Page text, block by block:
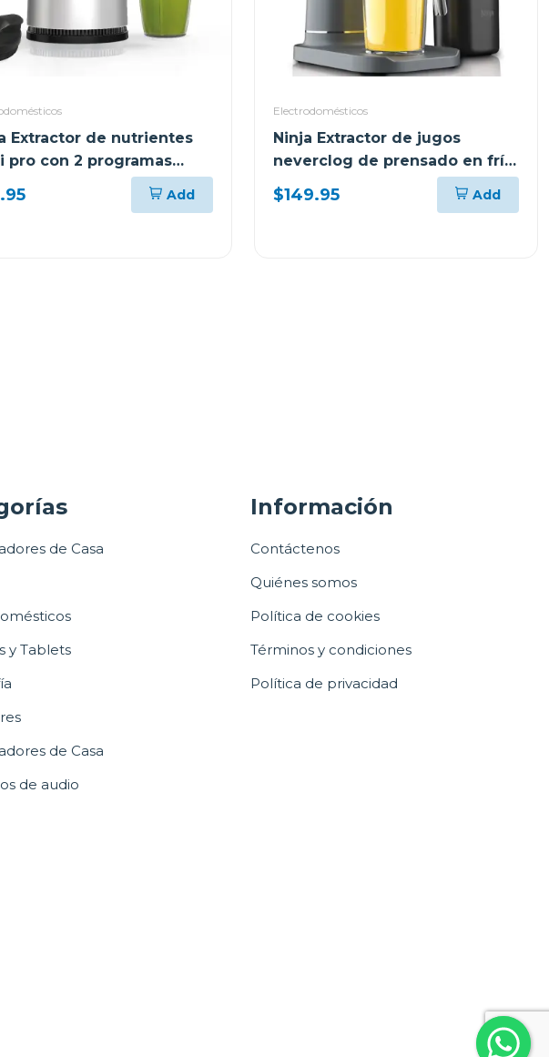
Extractor de nutrientes
pro con 2 programas
iq 401
Add
Electrodomésticos
Ninja Extractor de jugos
neverclog de prensado en frío
151
$149.95 Add
de Casa
y Tablets
de Casa
de audio
Información
Contáctenos
Quiénes somos
Política de cookies
Términos y condiciones
Política de privacidad